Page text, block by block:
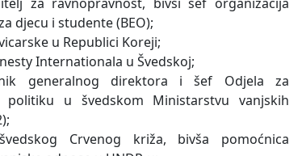
djecu i studente (BEO);
u Republici Koreji;
Internationala u Švedskoj;
generalnog direktora i šef Odjela za
u švedskom Ministarstvu vanjskih
Crvenog križa, bivša pomoćnica